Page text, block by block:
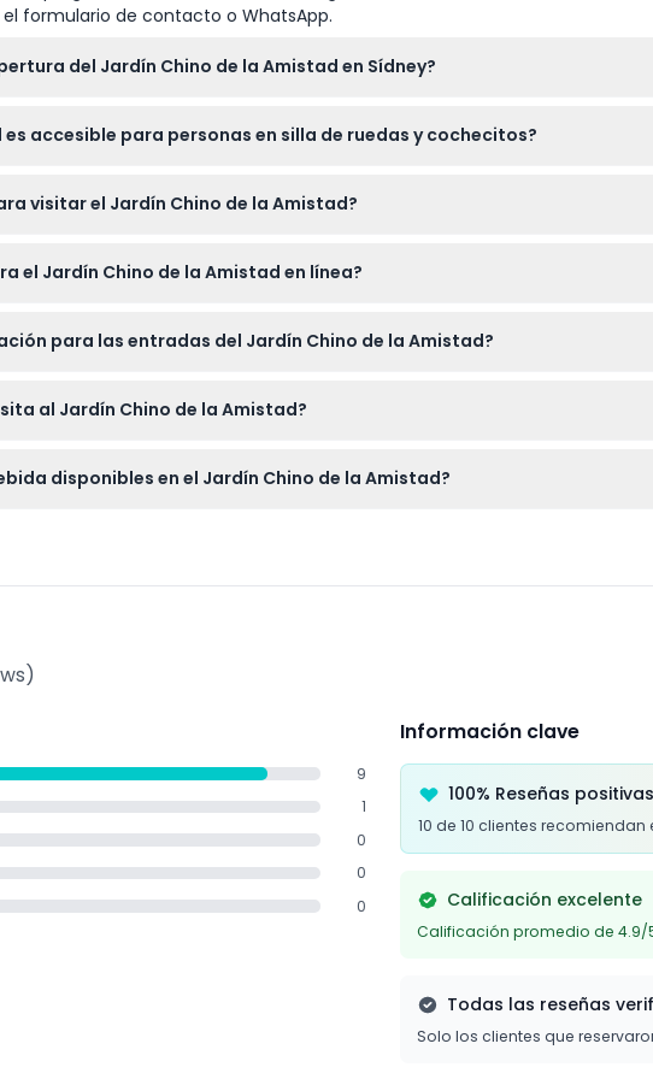
formulario de contacto o WhatsApp.
del Jardín Chino de la Amistad en Sídney?
es accesible para personas en silla de ruedas y cochecitos?
pueden ser difíciles de acceder.
visitar el Jardín Chino de la Amistad?
el Jardín Chino de la Amistad en línea?
para las entradas del Jardín Chino de la Amistad?
al Jardín Chino de la Amistad?
disponibles en el Jardín Chino de la Amistad?
9
1
0
0
0
Información clave
100% Reseñas positivas
10 de 10 clientes
Calificación excelente
Calificación promedio de
Todas las reseñas
Solo los clientes que